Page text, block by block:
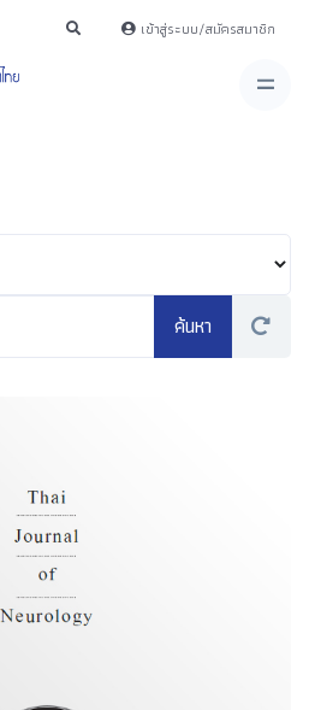
เข้าสู่ระบบ/สมัครสมาชิก